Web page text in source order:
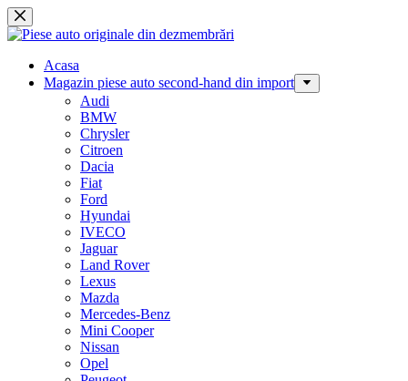
Sari
la
Acasa
Magazin piese auto second-hand din import
Audi
BMW
Chrysler
Citroen
Dacia
Fiat
Ford
Hyundai
IVECO
Jaguar
Land Rover
Lexus
Mazda
Mercedes-Benz
Mini Cooper
Nissan
Opel